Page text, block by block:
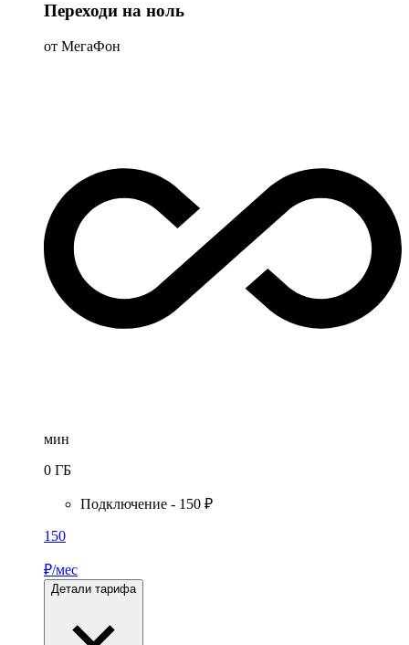
Переходи на ноль
от МегаФон
мин
0 ГБ
Подключение - 150 ₽
150
₽/мес
Детали тарифа